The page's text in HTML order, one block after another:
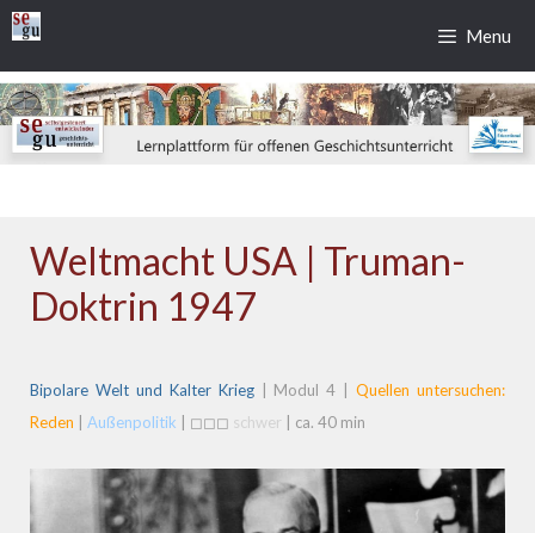
Zum
Inhalt
springen
Menu
Weltmacht USA | Truman-
Doktrin 1947
Bipolare Welt und Kalter Krieg| Modul 4 |Quellen untersuchen:
Reden
Außenpolitik | ◻◻◻ schwer | ca. 40 min